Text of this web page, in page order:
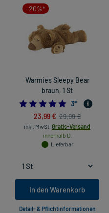
-20%*
Warmies Sleepy Bear
braun, 1 St
5.0
3*
23,99 € 29,99 €
inkl. MwSt. Gratis-Versand
innerhalb D.
Lieferbar
In den Warenkorb
Detail- & Pflichtinformationen